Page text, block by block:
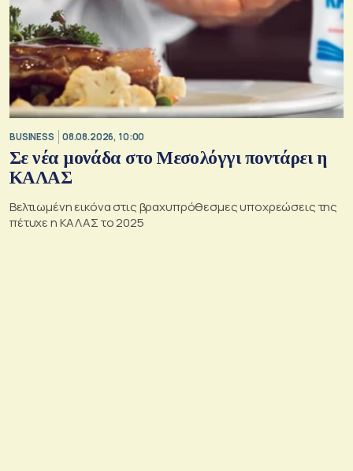
BUSINESS 08.08.2026, 10:00
Σε νέα μονάδα στο Μεσολόγγι ποντάρει η
ΚΑΛΑΣ
Βελτιωμένη εικόνα στις βραχυπρόθεσμες υποχρεώσεις της
πέτυχε η ΚΑΛΑΣ το 2025